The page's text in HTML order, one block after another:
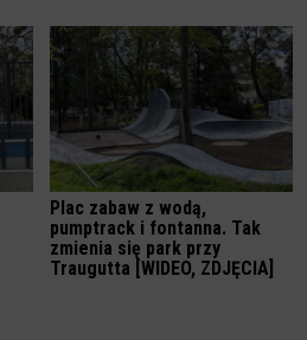
Plac zabaw z wodą,
pumptrack i fontanna. Tak
zmienia się park przy
Traugutta [WIDEO, ZDJĘCIA]